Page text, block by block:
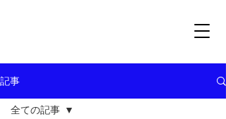
記事
全ての記事